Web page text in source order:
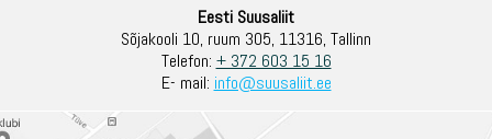
Eesti Suusaliit
Sõjakooli 10, ruum 305, 11316, Tallinn
Telefon: + 372 603 15 16
E- mail: info@suusaliit.ee